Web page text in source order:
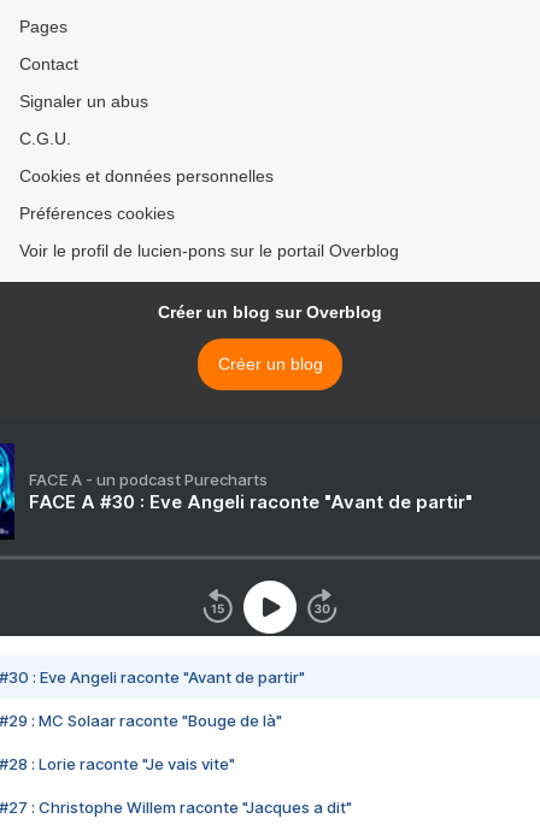
Pages
Contact
Signaler un abus
C.G.U.
Cookies et données personnelles
Préférences cookies
Voir le profil de lucien-pons sur le portail Overblog
Créer un blog sur Overblog
Créer un blog
FACE A - un podcast Purecharts
FACE A #30 : Eve Angeli raconte "Avant de partir"
#30 : Eve Angeli raconte "Avant de partir"
#29 : MC Solaar raconte "Bouge de là"
#28 : Lorie raconte "Je vais vite"
#27 : Christophe Willem raconte "Jacques a dit"